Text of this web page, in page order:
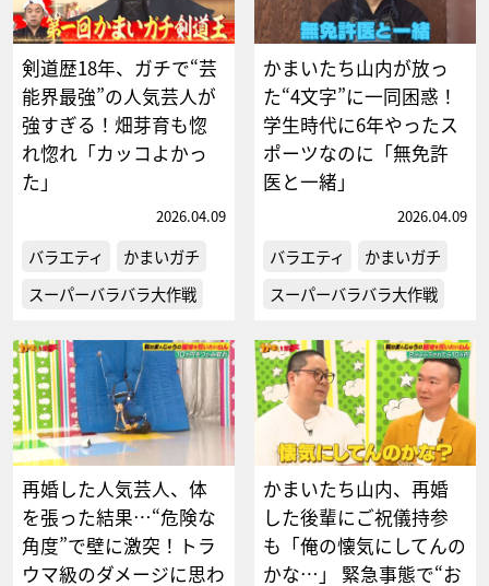
剣道歴18年、ガチで“芸
能界最強”の人気芸人が
強すぎる！畑芽育も惚
れ惚れ「カッコよかっ
た」
2026.04.09
バラエティ
かまいガチ
スーパーバラバラ大作戦
かまいたち山内が放っ
た“4文字”に一同困惑！
学生時代に6年やったス
ポーツなのに「無免許
医と一緒」
2026.04.09
バラエティ
かまいガチ
スーパーバラバラ大作戦
再婚した人気芸人、体
を張った結果…“危険な
角度”で壁に激突！トラ
ウマ級のダメージに思わ
かまいたち山内、再婚
した後輩にご祝儀持参
も「俺の懐気にしてんの
かな…」 緊急事態で“お